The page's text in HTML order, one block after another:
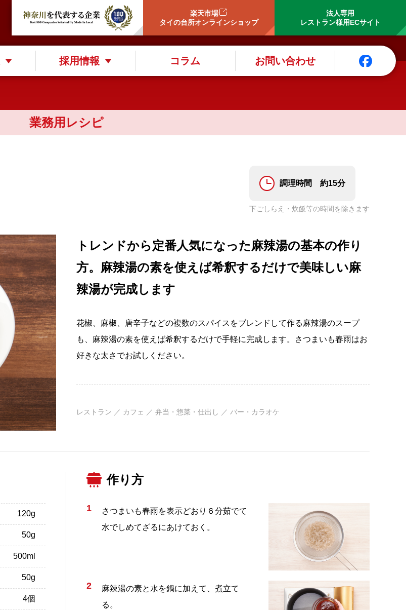
楽天市場
タイの台所オンラインショップ
法人専用
レストラン様用ECサイト
採用情報 コラム お問い合わせ
業務用レシピ
調理時間 約15分
下ごしらえ・炊飯等の時間を除きます
トレンドから定番人気になった麻辣湯の基本の作り
方。麻辣湯の素を使えば希釈するだけで美味しい麻
辣湯が完成します
花椒、麻椒、唐辛子などの複数のスパイスをブレンドして作る麻辣湯のスープ
も、麻辣湯の素を使えば希釈するだけで手軽に完成します。さつまいも春雨はお
好きな太さでお試しください。
レストラン ／ カフェ ／ 弁当・惣菜・仕出し ／ バー・カラオケ
120g
50g
500ml
50g
4個
作り方
1
さつまいも春雨を表示どおり６分茹でて
水でしめてざるにあけておく。
2
麻辣湯の素と水を鍋に加えて、煮立て
る。